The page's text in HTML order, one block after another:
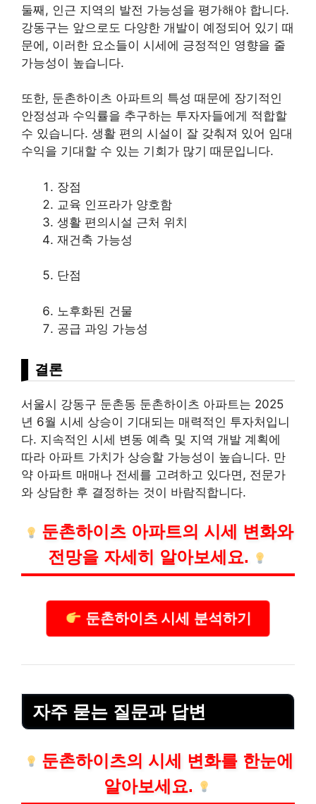
둘째, 인근 지역의 발전 가능성을 평가해야 합니다.
강동구는 앞으로도 다양한 개발이 예정되어 있기 때
문에, 이러한 요소들이 시세에 긍정적인 영향을 줄
가능성이 높습니다.
또한, 둔촌하이츠 아파트의 특성 때문에 장기적인
안정성과 수익률을 추구하는 투자자들에게 적합할
수 있습니다. 생활 편의 시설이 잘 갖춰져 있어 임대
수익을 기대할 수 있는 기회가 많기 때문입니다.
장점
교육 인프라가 양호함
생활 편의시설 근처 위치
재건축 가능성
단점
노후화된 건물
공급 과잉 가능성
결론
서울시 강동구 둔촌동 둔촌하이츠 아파트는 2025
년 6월 시세 상승이 기대되는 매력적인 투자처입니
다. 지속적인 시세 변동 예측 및 지역 개발 계획에
따라 아파트 가치가 상승할 가능성이 높습니다. 만
약 아파트 매매나 전세를 고려하고 있다면, 전문가
와 상담한 후 결정하는 것이 바람직합니다.
둔촌하이츠 아파트의 시세 변화와
전망을 자세히 알아보세요.
둔촌하이츠 시세 분석하기
자주 묻는 질문과 답변
둔촌하이츠의 시세 변화를 한눈에
알아보세요.